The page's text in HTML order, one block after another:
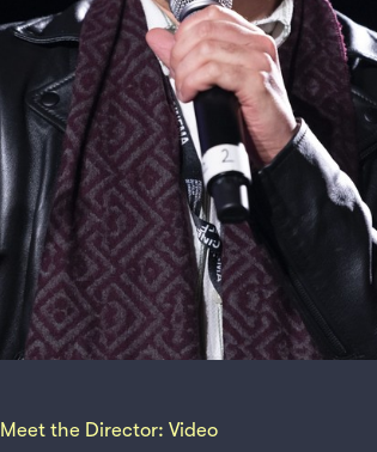
Meet the Director: Video